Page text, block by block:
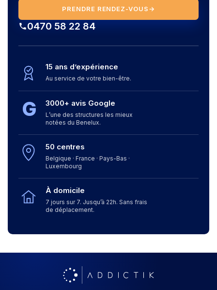
PRENDRE RENDEZ-VOUS→
0470 58 22 84
15 ans d’expérience
Au service de votre bien-être.
G 3000+ avis Google
L’une des structures les mieux
notées du Benelux.
50 centres
Belgique · France · Pays-Bas ·
Luxembourg
À domicile
7 jours sur 7. Jusqu’à 22h. Sans frais
de déplacement.